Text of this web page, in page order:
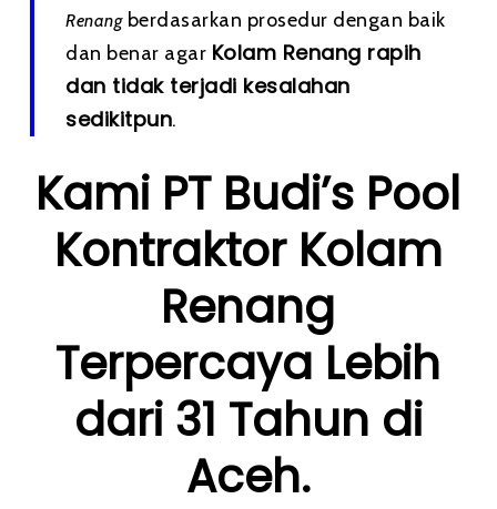
Renangberdasarkan prosedur dengan baik
dan benar agar Kolam Renang rapih
dan tidak terjadi kesalahan
sedikitpun.
Kami PT Budi’s Pool
Kontraktor Kolam
Renang
Terpercaya Lebih
dari 31 Tahun di
Aceh.